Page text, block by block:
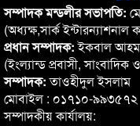
সম্পাদক মন্ডলীর সভাপতি:
(অধ্যক্ষ,সার্ক
প্রধান সম্পাদক:ইকবাল
(ইংল্যান্ড প্রবাসী,
সম্পাদক:তাওহীদুল ইসলাম
মোবাইল : ০১৭১০-৯৯৩৫৭২
সম্পাদকীয় কার্যালয়: